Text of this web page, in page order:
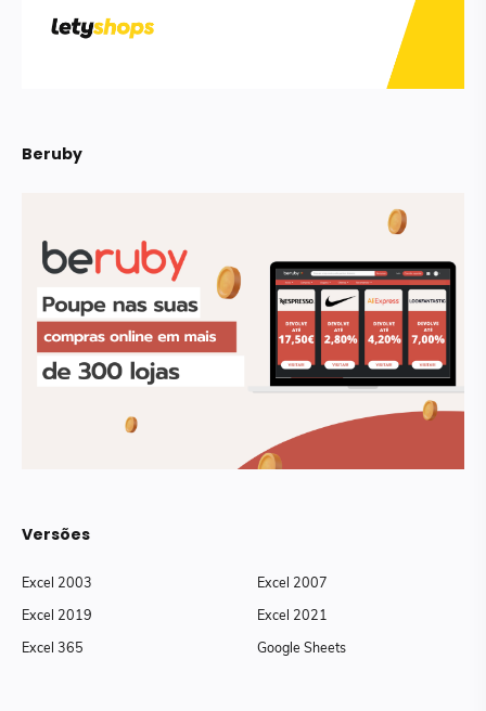
Beruby
Versões
Excel 2003
Excel 2007
Excel 2019
Excel 2021
Excel 365
Google Sheets